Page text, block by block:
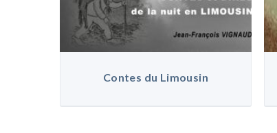
Contes du Limousin